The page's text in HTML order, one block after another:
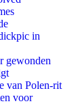
in
gewonden
van Polen-rit
voor